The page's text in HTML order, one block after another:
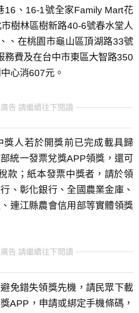
16、16-1號全家Family Mart花
樹林區樹新路40-6號春水堂人
、在桃園市龜山區頂湖路33號
務費及在台中市東區大智路350
心消607元。
告 請繼續往下閱讀
獎人若於開獎前已完成載具歸
統一發票兌獎APP領獎，還可
款；紙本發票中獎者，請於領
、彰化銀行、全國農業金庫、
連江縣農會信用部等實體領獎
告 請繼續往下閱讀
免錯失領獎先機，請民眾下載
APP，申請或綁定手機條碼，